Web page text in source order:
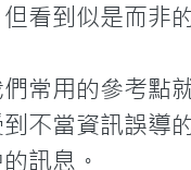
看到似是而非
常用的參考點
不當資訊誤導
訊息。